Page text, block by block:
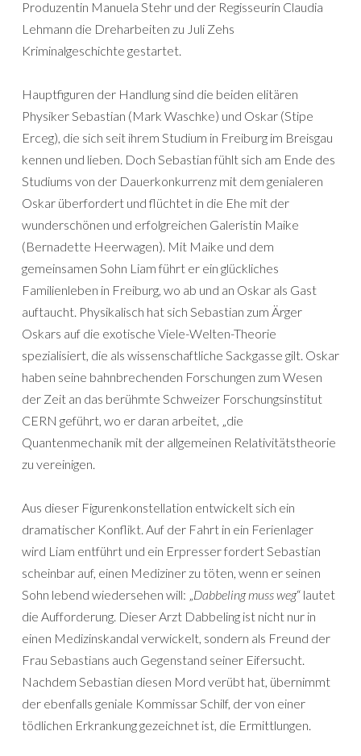
Produzentin Manuela Stehr und der Regisseurin Claudia
Lehmann die Dreharbeiten zu Juli Zehs
Kriminalgeschichte gestartet.
Hauptfiguren der Handlung sind die beiden elitären
Physiker Sebastian (Mark Waschke) und Oskar (Stipe
Erceg), die sich seit ihrem Studium in Freiburg im Breisgau
kennen und lieben. Doch Sebastian fühlt sich am Ende des
Studiums von der Dauerkonkurrenz mit dem genialeren
Oskar überfordert und flüchtet in die Ehe mit der
wunderschönen und erfolgreichen Galeristin Maike
(Bernadette Heerwagen). Mit Maike und dem
gemeinsamen Sohn Liam führt er ein glückliches
Familienleben in Freiburg, wo ab und an Oskar als Gast
auftaucht. Physikalisch hat sich Sebastian zum Ärger
Oskars auf die exotische Viele-Welten-Theorie
spezialisiert, die als wissenschaftliche Sackgasse gilt. Oskar
haben seine bahnbrechenden Forschungen zum Wesen
der Zeit an das berühmte Schweizer Forschungsinstitut
CERN geführt, wo er daran arbeitet, „die
Quantenmechanik mit der allgemeinen Relativitätstheorie
zu vereinigen.
Aus dieser Figurenkonstellation entwickelt sich ein
dramatischer Konflikt. Auf der Fahrt in ein Ferienlager
wird Liam entführt und ein Erpresser fordert Sebastian
scheinbar auf, einen Mediziner zu töten, wenn er seinen
Sohn lebend wiedersehen will: „Dabbeling muss weg“ lautet
die Aufforderung. Dieser Arzt Dabbeling ist nicht nur in
einen Medizinskandal verwickelt, sondern als Freund der
Frau Sebastians auch Gegenstand seiner Eifersucht.
Nachdem Sebastian diesen Mord verübt hat, übernimmt
der ebenfalls geniale Kommissar Schilf, der von einer
tödlichen Erkrankung gezeichnet ist, die Ermittlungen.